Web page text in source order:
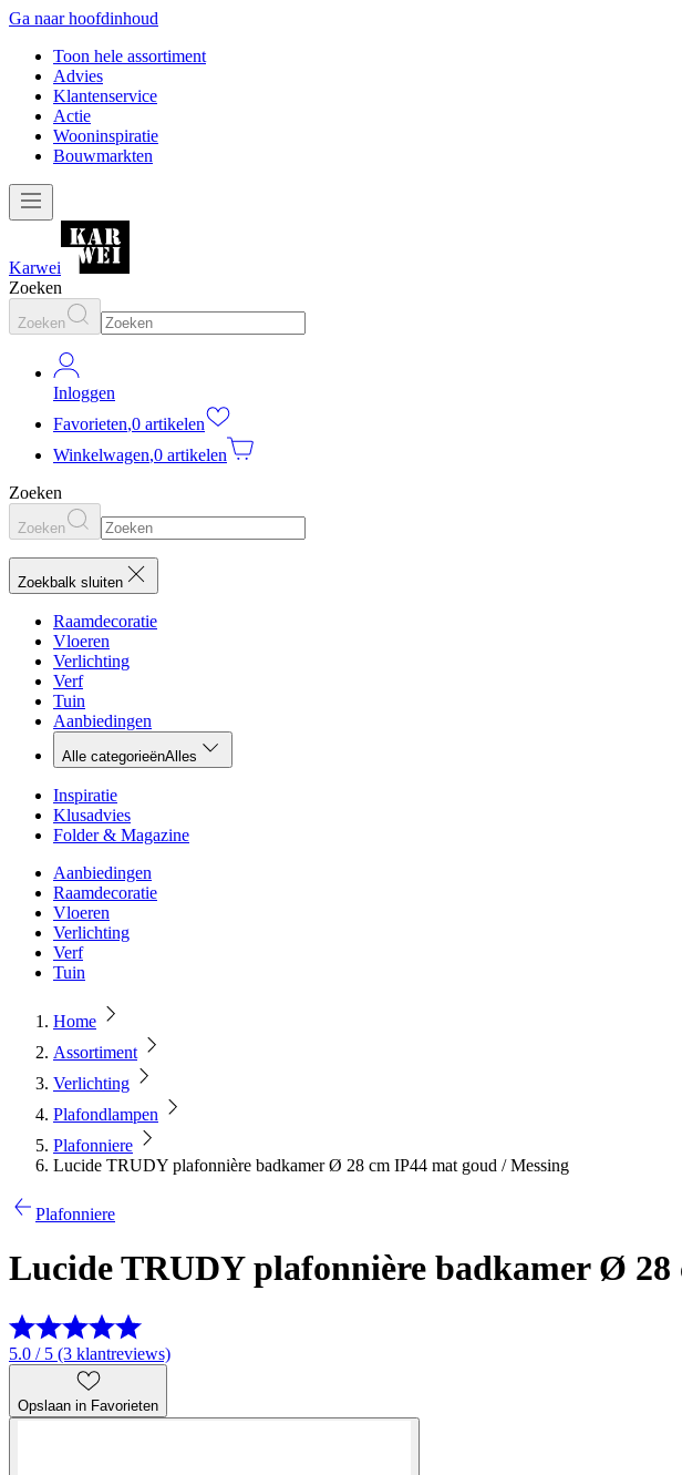
Ga naar hoofdinhoud
Toon hele assortiment
Advies
Klantenservice
Actie
Wooninspiratie
Bouwmarkten
Karwei
Zoeken
Zoeken
Inloggen
Favorieten,0 artikelen
Winkelwagen,0 artikelen
Zoeken
Zoeken
Zoekbalk sluiten
Raamdecoratie
Vloeren
Verlichting
Verf
Tuin
Aanbiedingen
Alle categorieënAlles
Inspiratie
Klusadvies
Folder & Magazine
Aanbiedingen
Raamdecoratie
Vloeren
Verlichting
Verf
Tuin
Home
Assortiment
Verlichting
Plafondlampen
Plafonniere
Lucide TRUDY plafonnière badkamer Ø 28 cm IP44 mat goud / Messing
Plafonniere
Lucide TRUDY plafonnière badkamer Ø 28
5.0 / 5 (3 klantreviews)
Opslaan in Favorieten